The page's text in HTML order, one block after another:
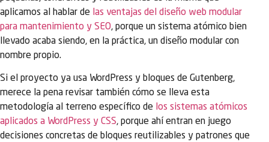
aplicamos al hablar de las ventajas del diseño web modular
para mantenimiento y SEO, porque un sistema atómico bien
llevado acaba siendo, en la práctica, un diseño modular con
nombre propio.
Si el proyecto ya usa WordPress y bloques de Gutenberg,
merece la pena revisar también cómo se lleva esta
metodología al terreno específico de los sistemas atómicos
aplicados a WordPress y CSS, porque ahí entran en juego
decisiones concretas de bloques reutilizables y patrones que